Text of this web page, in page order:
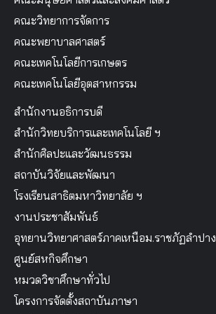
คณะวิทยาการจัดการ
คณะพยาบาลศาสตร์
คณะเทคโนโลยีการเกษตร
คณะเทคโนโลยีอุตสาหกรรม
สำนักงานอธิการบดี
สำนักวิทยบริการและเทคโนโลยี ฯ
สำนักศิลปะและวัฒนธรรม
สถาบันวิจัยและพัฒนา
โรงเรียนสาธิตมหาวิทยาลัย ฯ
งานประชาสัมพันธ์
อุทยานวิทยาศาสตร์ภาคเหนือม.ราชภัฏลำปาง
ศูนย์สหกิจศึกษา
หมวดวิชาศึกษาทั่วไป
โครงการจัดตั้งสถาบันภาษา